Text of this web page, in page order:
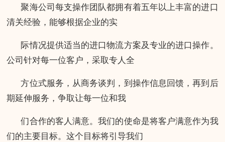
聚海公司每支操作团队都拥有着五年以上丰富的进口
清关经验，能够根据企业的实
际情况提供适当的进口物流方案及专业的进口操作。
公司针对每一位客户，采取专人全
方位式服务，从商务谈判，到操作信息回馈，再到后
期延伸服务，争取让每一位和我
们合作的客人满意。我们的使命是将客户满意作为我
们的主要目标。这个目标将引导我们